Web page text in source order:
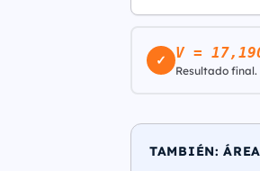
✓ V =
Resultado final.
TAMBIÉN: